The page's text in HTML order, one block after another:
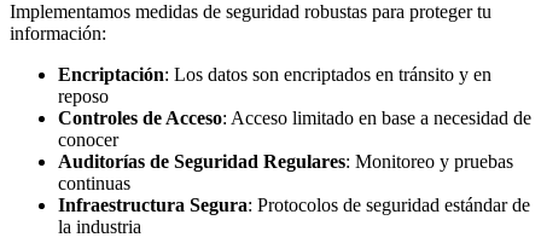
Implementamos medidas de seguridad robustas para proteger tu
información:
Encriptación: Los datos son encriptados en tránsito y en
reposo
Controles de Acceso: Acceso limitado en base a necesidad de
conocer
Auditorías de Seguridad Regulares: Monitoreo y pruebas
continuas
Infraestructura Segura: Protocolos de seguridad estándar de
la industria